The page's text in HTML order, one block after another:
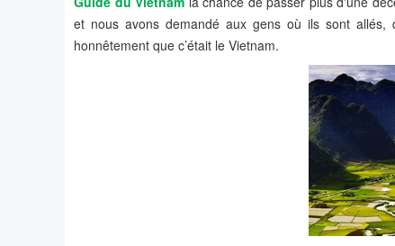
et nous avons demandé aux gens où ils sont allés,
honnêtement que c’était le Vietnam.